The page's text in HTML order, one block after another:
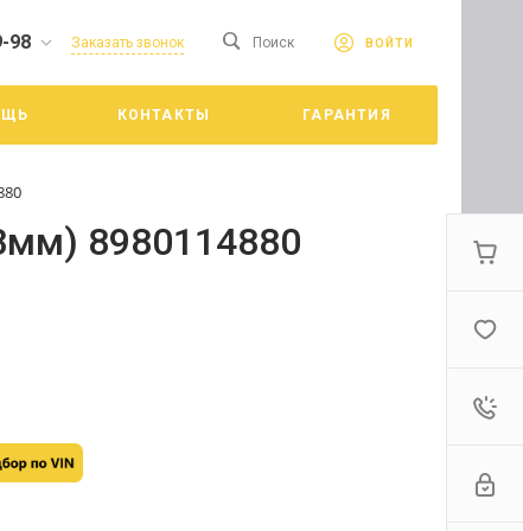
Продолжая
Принять
98 Заказать звонок Поиск ВОЙТИ
КОНТАКТЫ ГАРАНТИЯ
8980114880